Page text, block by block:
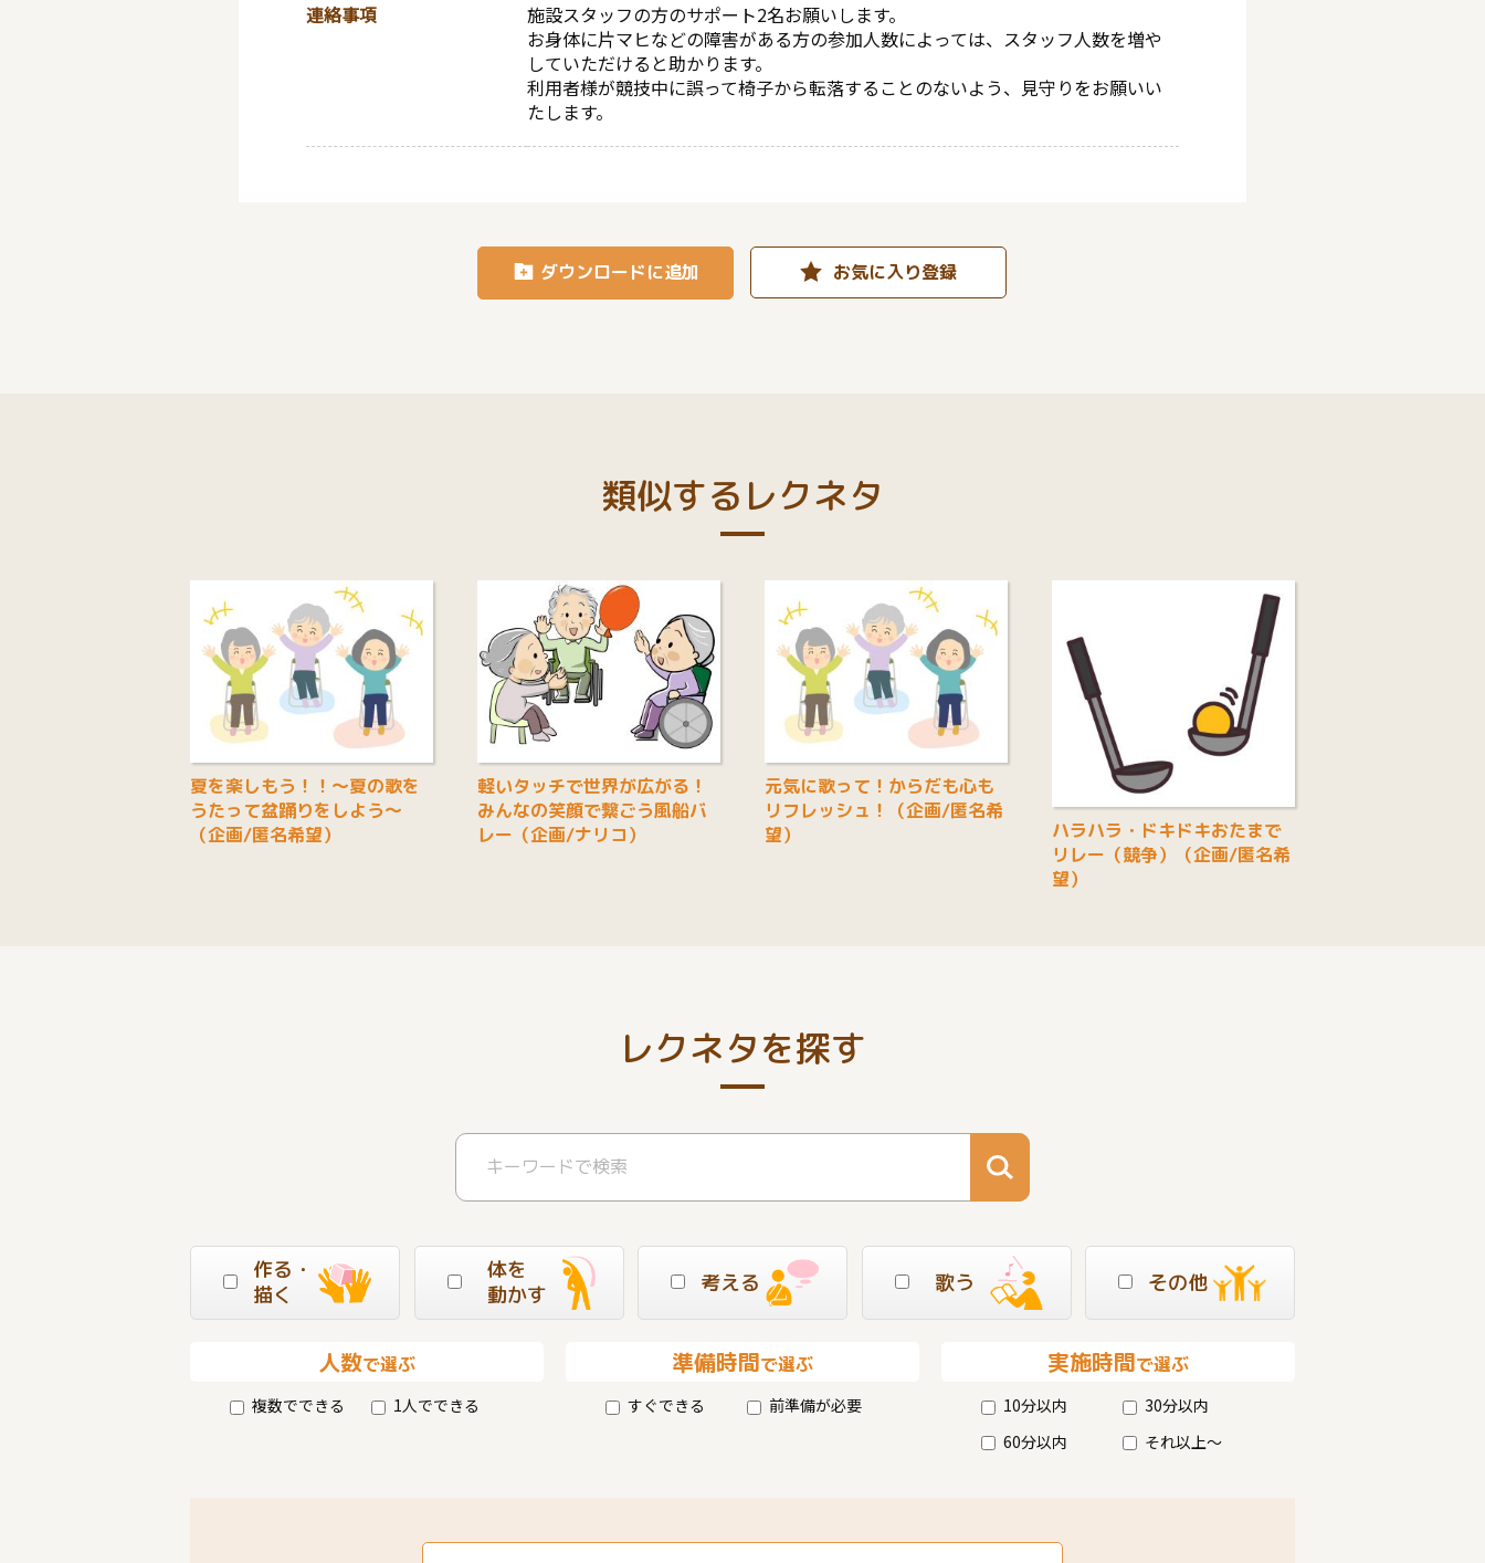
連絡事項
施設スタッフの方のサポート2名お願いします。
お身体に片マヒなどの障害がある方の参加人数によっては、スタッフ人数を増や
していただけると助かります。
利用者様が競技中に誤って椅子から転落することのないよう、見守りをお願いい
たします。
ダウンロードに追加 お気に入り登録
類似するレクネタ
夏を楽しもう！！～夏の歌を
うたって盆踊りをしよう～
（企画/匿名希望）
軽いタッチで世界が広がる！
みんなの笑顔で繋ごう風船バ
レー（企画/ナリコ）
元気に歌って！からだも心も
リフレッシュ！（企画/匿名希
望）
ハラハラ・ドキドキおたまで
リレー（競争）（企画/匿名希
望）
レクネタを探す
作る・
描く
体を
動かす
考える 歌う その他
人数で選ぶ
複数でできる 1人でできる
準備時間で選ぶ
すぐできる 前準備が必要
実施時間で選ぶ
10分以内
30分以内
60分以内
それ以上～